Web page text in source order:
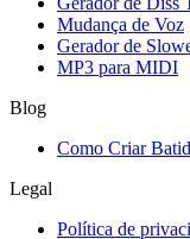
Mudança de Voz
Gerador de
MP3 para MIDI
Blog
Como Criar
Legal
Política de